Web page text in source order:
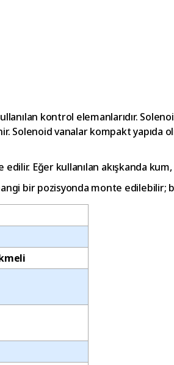
kontrol elemanlarıdır.
Solenoid vanalar kompakt
Eğer kullanılan akışkanda
bir pozisyonda monte